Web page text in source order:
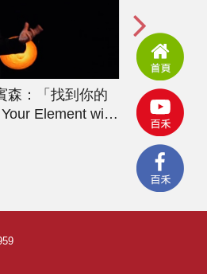
森：「找到你的
Element with
中國經濟
China